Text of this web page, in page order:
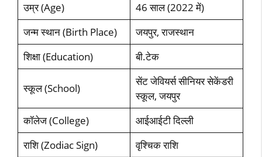
उम्र (Age)
46 साल (2022 में)
जन्‍म स्‍थान (Birth Place)
जयपुर, राजस्‍थान
शिक्षा (Education)
बी.टेक
स्‍कूल (School)
सेंट जेवियर्स सीनियर सेकेंडरी
स्‍कूल, जयपुर
कॉलेज (College)
आईआईटी दिल्‍ली
राशि (Zodiac Sign)
वृश्चिक राशि